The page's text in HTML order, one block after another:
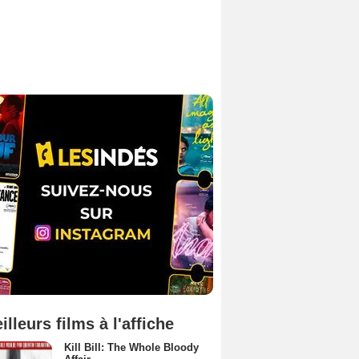
films à l'affiche
Kill Bill: The Whole Bloody